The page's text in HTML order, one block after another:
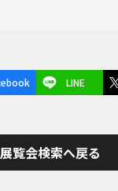
LINE
展覧会検索へ戻る